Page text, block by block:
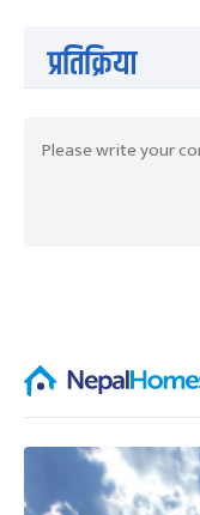
प्रतिक्रिया